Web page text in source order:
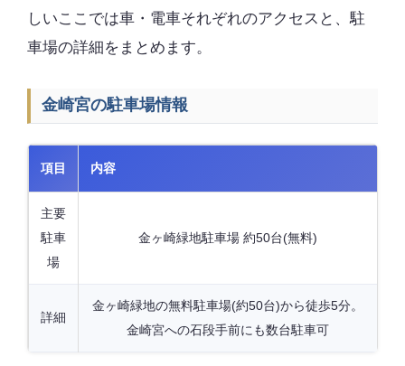
しいここでは車・電車それぞれのアクセスと、駐
車場の詳細をまとめます。
金崎宮の駐車場情報
項目 内容
主要
駐車
場
金ヶ崎緑地駐車場 約50台(無料)
詳細
金ヶ崎緑地の無料駐車場(約50台)から徒歩5分。
金崎宮への石段手前にも数台駐車可